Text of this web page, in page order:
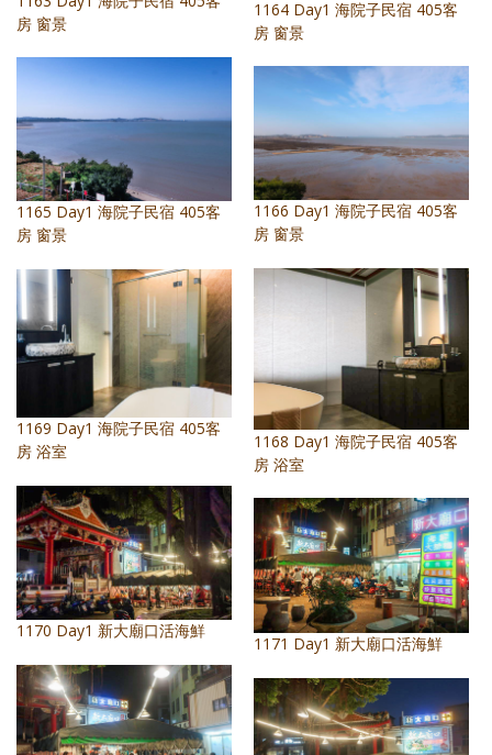
房 窗景
1164 Day1 海院子民宿 405客
房 窗景
1165 Day1 海院子民宿 405客
房 窗景
1166 Day1 海院子民宿 405客
房 窗景
1168 Day1 海院子民宿 405客
房 浴室
1169 Day1 海院子民宿 405客
房 浴室
1170 Day1 新大廟口活海鮮
1171 Day1 新大廟口活海鮮